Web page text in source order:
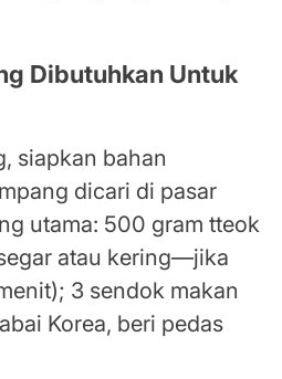
Dibutuhkan Untuk
siapkan bahan
dicari di pasar
utama: 500 gram tteok
atau kering—jika
3 sendok makan
Korea, beri pedas